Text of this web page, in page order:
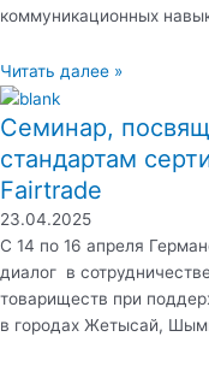
коммуникационных
Читать далее »
Семинар,
стандартам
Fairtrade
23.04.2025
С 14 по 16 апреля
диалог в
товариществ при
в городах Жетысай,